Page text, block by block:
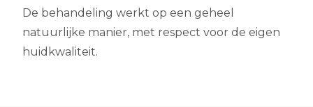
De behandeling werkt op een geheel
natuurlijke manier, met respect voor de eigen
huidkwaliteit.